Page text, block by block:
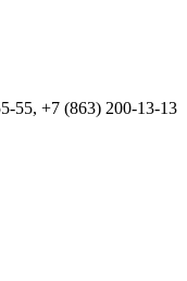
55, +7 (863) 200-13-13